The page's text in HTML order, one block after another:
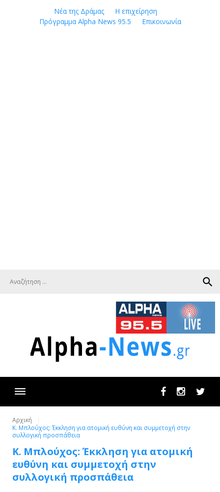
Νέα της Δράμας
Η επιχείρηση
Πρόγραμμα Alpha News 95.5
Επικοινωνία
search
FacebookInstagram
Αρχική
Κ. Μπλούχος: Έκκληση για ατομική ευθύνη και συμμετοχή στην
συλλογική προσπάθεια
Κ. Μπλούχος: Έκκληση για ατομική
ευθύνη και συμμετοχή στην
συλλογική προσπάθεια